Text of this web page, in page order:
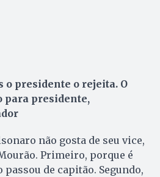
presidente o rejeita. O
para presidente,
não gosta de seu vice,
Primeiro, porque é
passou de capitão. Segundo,